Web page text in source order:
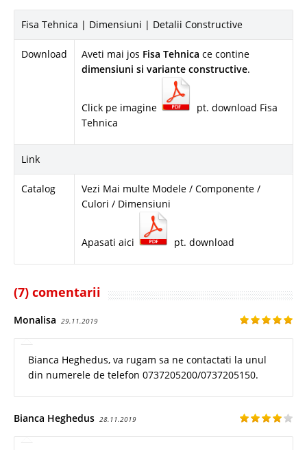
Fisa Tehnica | Dimensiuni | Detalii Constructive
Download Aveti mai jos Fisa Tehnica ce contine
dimensiuni si variante constructive.
Click pe imagine
pt. download Fisa
Tehnica
Link
Catalog
Vezi Mai multe Modele / Componente /
Culori / Dimensiuni
Apasati aici pt. download
(7) comentarii
Monalisa 29.11.2019
Bianca Heghedus, va rugam sa ne contactati la unul
din numerele de telefon 0737205200/0737205150.
Bianca Heghedus 28.11.2019